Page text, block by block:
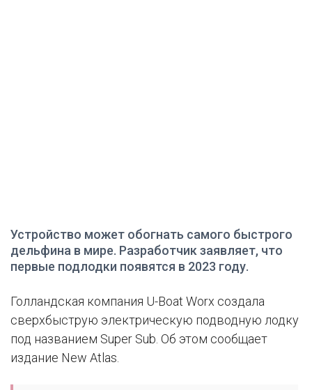
Устройство может обогнать самого быстрого
дельфина в мире. Разработчик заявляет, что
первые подлодки появятся в 2023 году.
Голландская компания U-Boat Worx создала
сверхбыструю электрическую подводную лодку
под названием Super Sub. Об этом сообщает
издание New Atlas.